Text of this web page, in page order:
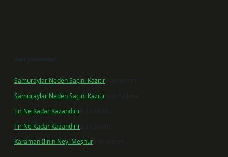
Son yorumlar
Samuraylar Neden Saçını Kazıtır için
admin
Samuraylar Neden Saçını Kazıtır için
Fadime
Tır Ne Kadar Kazandırır için
admin
Tır Ne Kadar Kazandırır için Sevim
Karaman Ilinin Neyi Meşhur için admin